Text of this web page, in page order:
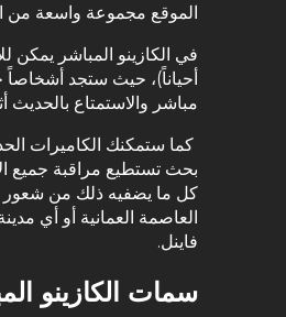
الموقع مجموعة واسعة من
في الكازينو المباشر يمكن
أحياناً)، حيث ستجد
مباشر والاستمتاع بالحديث
كما ستمكنك الكاميرات
بحث تستطيع مراقبة جميع
كل ما يضفيه ذلك من شعور
العاصمة العمانية أو أي
فاينل.
سمات الكازينو